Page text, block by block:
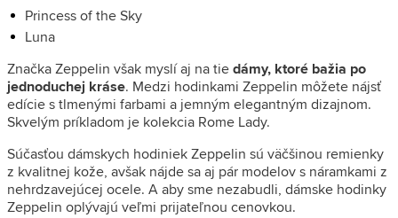
Princess of the Sky
Luna
Značka Zeppelin však myslí aj na tiedámy, ktoré bažia po
jednoduchej kráse. Medzi hodinkami Zeppelin môžete nájsť
edície s tlmenými farbami a jemným elegantným dizajnom.
Skvelým príkladom je kolekcia Rome Lady.
Súčasťou dámskych hodiniek Zeppelin sú väčšinou remienky
z kvalitnej kože, avšak nájde sa aj pár modelov s náramkami z
nehrdzavejúcej ocele. A aby sme nezabudli, dámske hodinky
Zeppelin oplývajú veľmi prijateľnou cenovkou.